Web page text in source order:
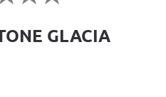
GLACIA